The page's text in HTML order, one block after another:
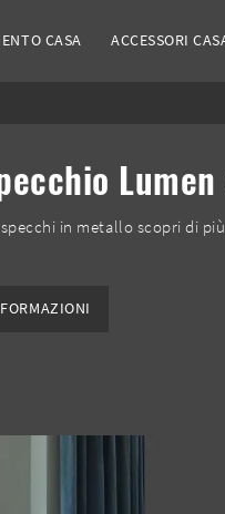
CASA ACCESSORI
in metallo scopri di